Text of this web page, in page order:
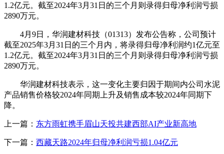
1.2亿元。截至2024年3月31日的三个月则录得归母净利润亏损
2890万元。
4月9日，华润建材科技（01313）发布公告称，公司预计
截至2025年3月31日的三个月内，将录得归母净利润约1亿元至
1.2亿元。截至2024年3月31日的三个月则录得归母净利润亏损
2890万元。
华润建材科技表示，这一变化主要归因于期间内公司水泥
产品销售价格较2024年同期上升及销售成本较2024年同期下
降。
上一篇： 东方雨虹携手眉山天投共建西部AI产业新高地
下一篇： 西藏天路2024年归母净利润亏损1.04亿元